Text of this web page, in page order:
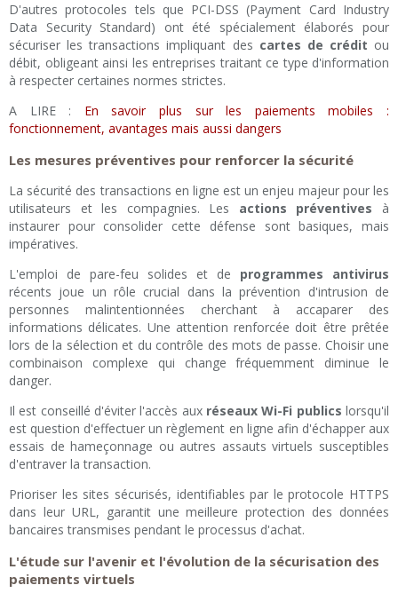
D'autres protocoles tels que PCI-DSS (Payment Card Industry
Data Security Standard) ont été spécialement élaborés pour
sécuriser les transactions impliquant des cartes de crédit ou
débit, obligeant ainsi les entreprises traitant ce type d'information
à respecter certaines normes strictes.
A LIRE : En savoir plus sur les paiements mobiles :
fonctionnement, avantages mais aussi dangers
Les mesures préventives pour renforcer la sécurité
La sécurité des transactions en ligne est un enjeu majeur pour les
utilisateurs et les compagnies. Les actions préventives à
instaurer pour consolider cette défense sont basiques, mais
impératives.
L'emploi de pare-feu solides et de programmes antivirus
récents joue un rôle crucial dans la prévention d'intrusion de
personnes malintentionnées cherchant à accaparer des
informations délicates. Une attention renforcée doit être prêtée
lors de la sélection et du contrôle des mots de passe. Choisir une
combinaison complexe qui change fréquemment diminue le
danger.
Il est conseillé d'éviter l'accès aux réseaux Wi-Fi publics lorsqu'il
est question d'effectuer un règlement en ligne afin d'échapper aux
essais de hameçonnage ou autres assauts virtuels susceptibles
d'entraver la transaction.
Prioriser les sites sécurisés, identifiables par le protocole HTTPS
dans leur URL, garantit une meilleure protection des données
bancaires transmises pendant le processus d'achat.
L'étude sur l'avenir et l'évolution de la sécurisation des
paiements virtuels